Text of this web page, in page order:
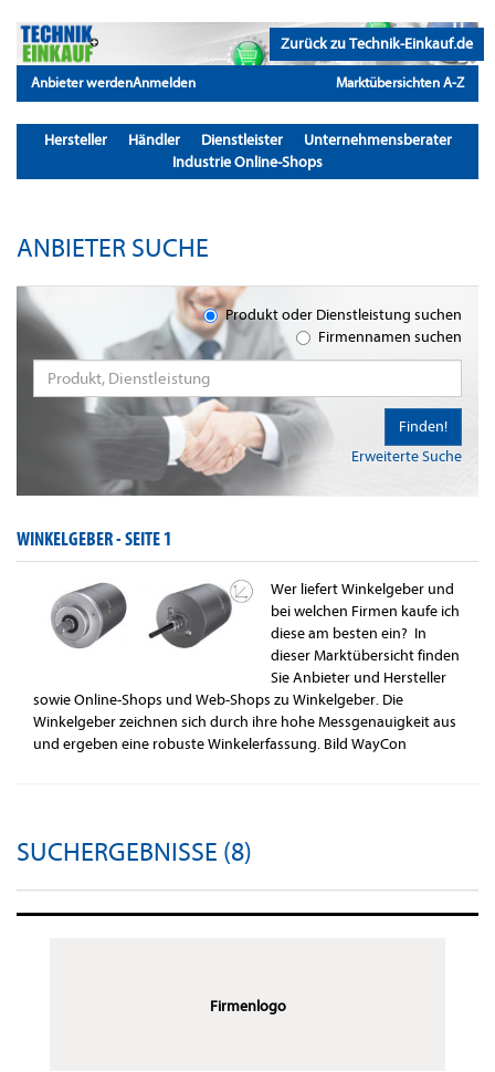
Zurück zu Technik-Einkauf.de
Anbieter werdenAnmelden Marktübersichten A-Z
Hersteller Händler Dienstleister
Unternehmensberater
Industrie Online-Shops
ANBIETER SUCHE
Produkt oder Dienstleistung suchen
Firmennamen suchen
Erweiterte Suche
Finden!
WINKELGEBER -SEITE 1
Wer liefert Winkelgeber und
bei welchen Firmen kaufe ich
diese am besten ein? In
dieser Marktübersicht finden
Sie Anbieter und Hersteller
sowie Online-Shops und Web-Shops zu Winkelgeber. Die
Winkelgeber zeichnen sich durch ihre hohe Messgenauigkeit aus
und ergeben eine robuste Winkelerfassung. Bild WayCon
SUCHERGEBNISSE (8)
Firmenlogo